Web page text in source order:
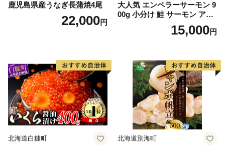
鹿児島県産うなぎ長蒲焼4尾
22,000円
大人気 エンペラーサーモン 9
00g 小分け 鮭 サーモン アト
ランティックサーモン 水産
庁長官賞 受賞 さけ シャケ し
満足 美味しい 贈答 生食用 刺
身 お刺身 刺し身 魚介類 海鮮
冷凍 厚切り 薄切り ふるさと
納税 ふるさとチョイス チョ
イス 北海道 白糠町
15,000円
北海道白糠町 北海道別海町